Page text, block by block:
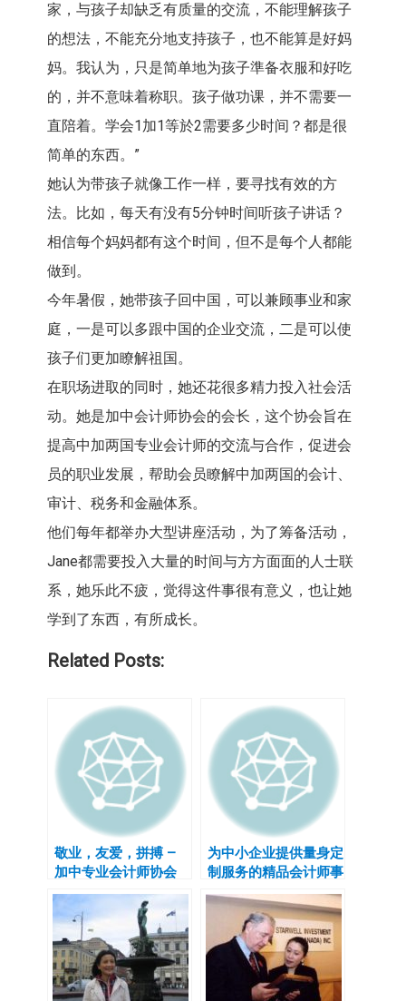
家，与孩子却缺乏有质量的交流，不能理解孩子
的想法，不能充分地支持孩子，也不能算是好妈
妈。我认为，只是简单地为孩子準备衣服和好吃
的，并不意味着称职。孩子做功课，并不需要一
直陪着。学会1加1等於2需要多少时间？都是很
简单的东西。”
她认为带孩子就像工作一样，要寻找有效的方
法。比如，每天有没有5分钟时间听孩子讲话？
相信每个妈妈都有这个时间，但不是每个人都能
做到。
今年暑假，她带孩子回中国，可以兼顾事业和家
庭，一是可以多跟中国的企业交流，二是可以使
孩子们更加瞭解祖国。
在职场进取的同时，她还花很多精力投入社会活
动。她是加中会计师协会的会长，这个协会旨在
提高中加两国专业会计师的交流与合作，促进会
员的职业发展，帮助会员瞭解中加两国的会计、
审计、税务和金融体系。
他们每年都举办大型讲座活动，为了筹备活动，
Jane都需要投入大量的时间与方方面面的人士联
系，她乐此不疲，觉得这件事很有意义，也让她
学到了东西，有所成长。
Related Posts:
敬业，友爱，拼搏 –
加中专业会计师协会
ON省分会及美中专业
会计师协会
为中小企业提供量身定
制服务的精品会计师事
务所-专访加拿大特许
专业会计师廖沁